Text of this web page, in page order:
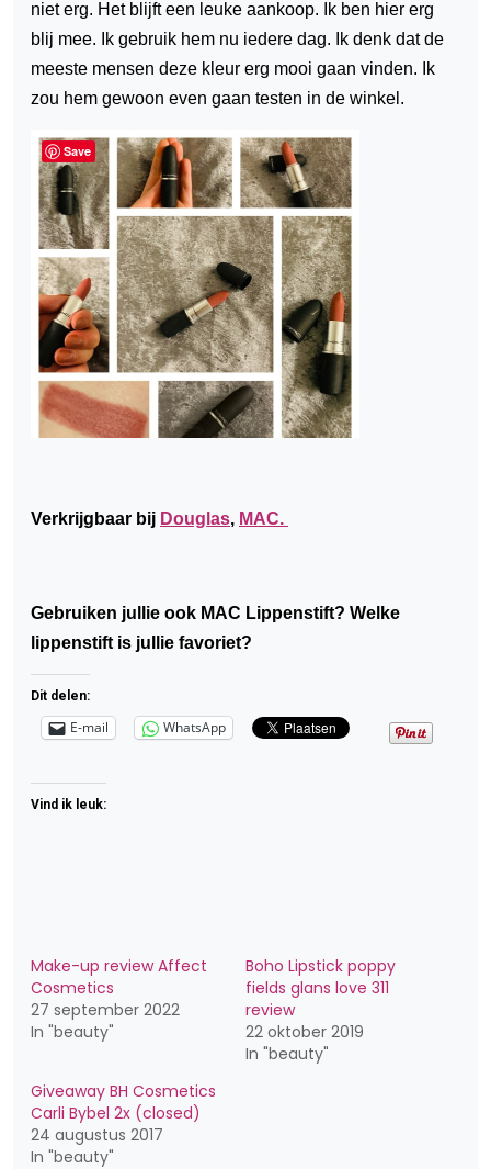
niet erg. Het blijft een leuke aankoop. Ik ben hier erg
blij mee. Ik gebruik hem nu iedere dag. Ik denk dat de
meeste mensen deze kleur erg mooi gaan vinden. Ik
zou hem gewoon even gaan testen in de winkel.
Verkrijgbaar bij Douglas, MAC.
Gebruiken jullie ook MAC Lippenstift? Welke
lippenstift is jullie favoriet?
Dit delen:
E-mail WhatsApp
Vind ik leuk:
Make-up review Affect
Cosmetics
27 september 2022
In "beauty"
Boho Lipstick poppy
fields glans love 311
review
22 oktober 2019
In "beauty"
Giveaway BH Cosmetics
Carli Bybel 2x (closed)
24 augustus 2017
In "beauty"
Save